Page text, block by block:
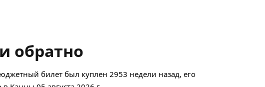
обратно
билет был куплен 2953 недели назад, его